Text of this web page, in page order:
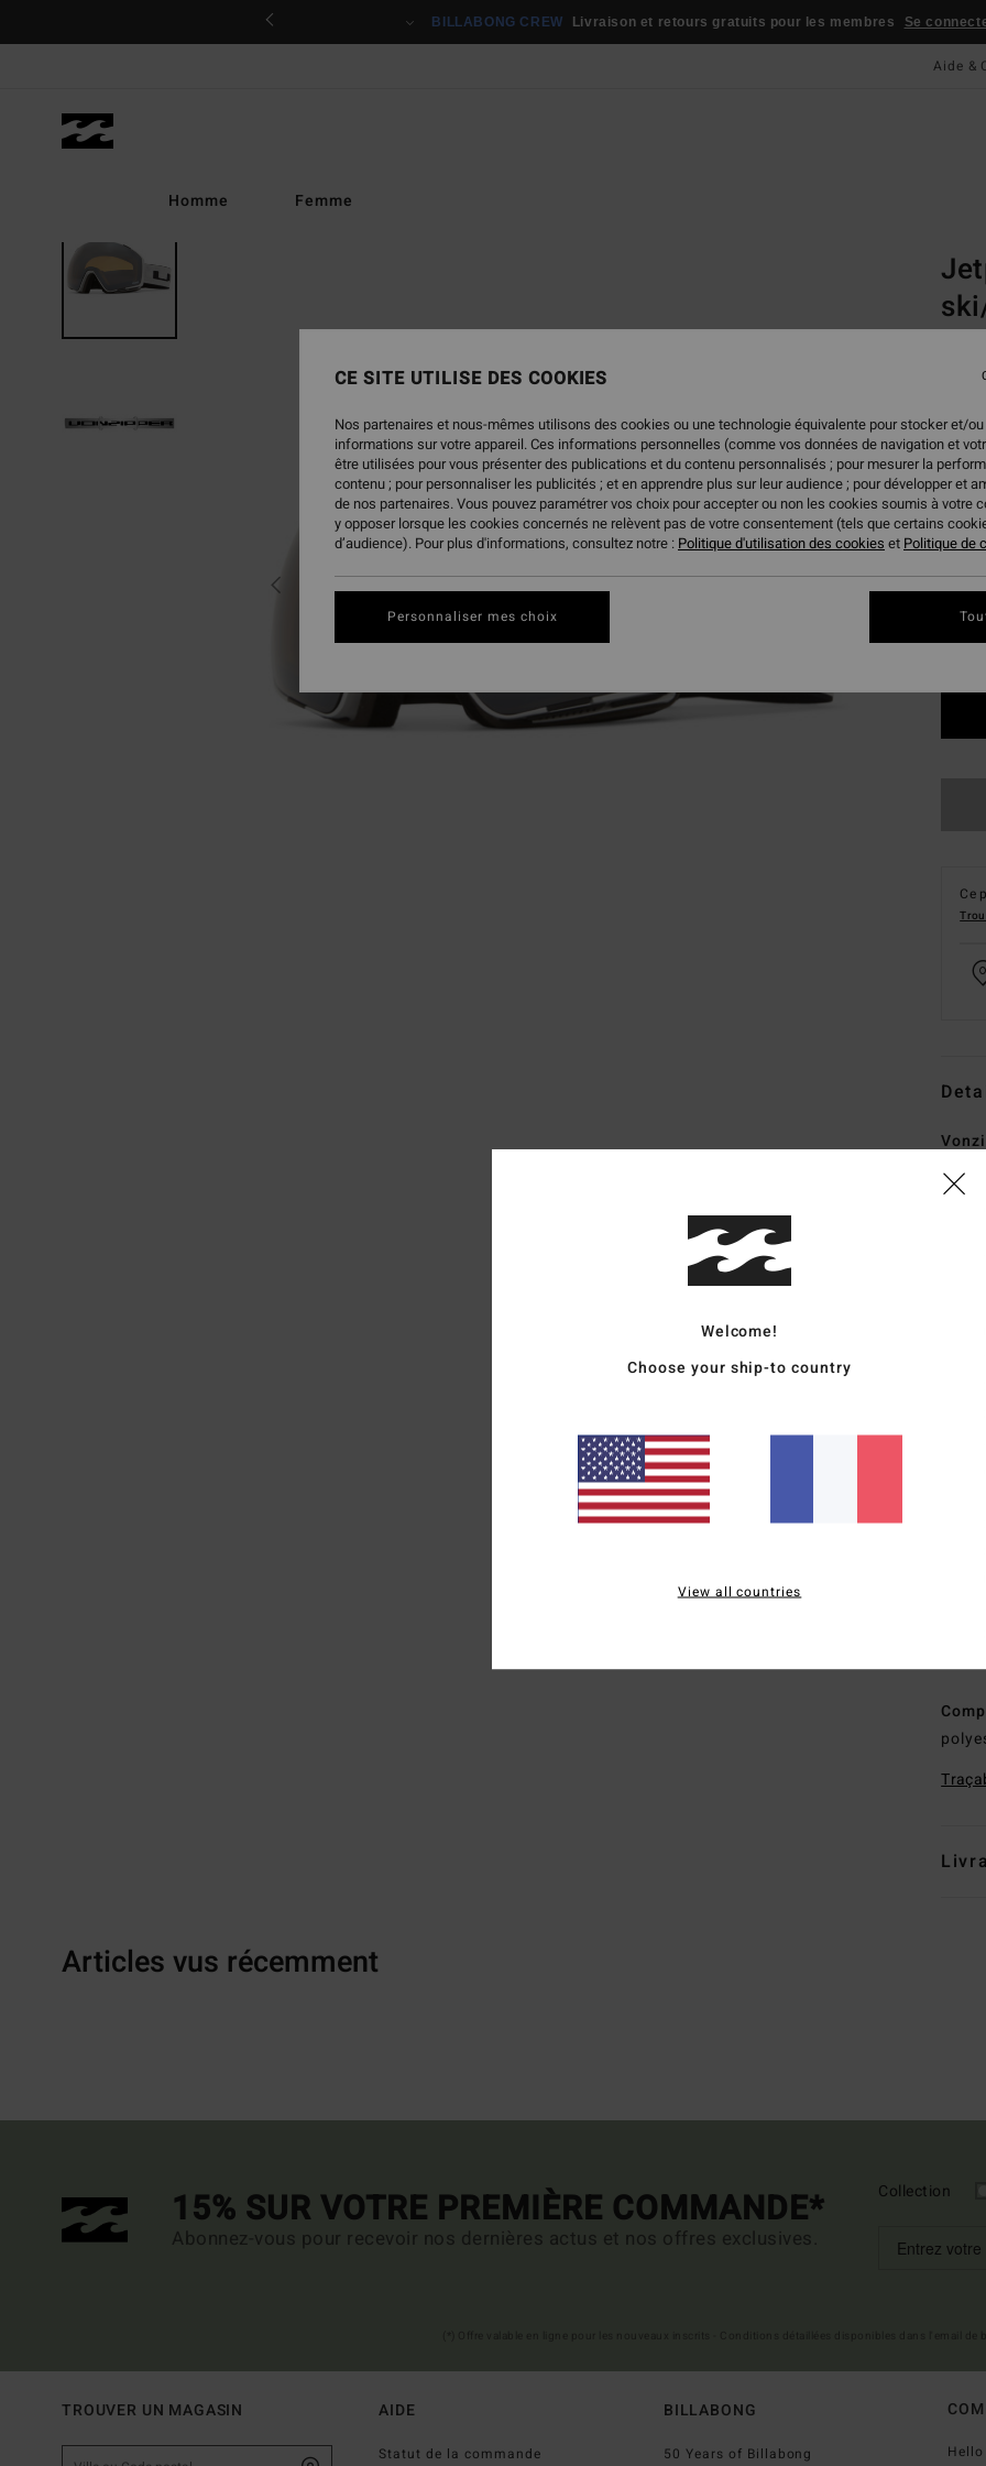
BILLABONG CREW Livraison et retours gratuits pour les membres Se
Aide &
Homme Femme
BONS
Ce
ski/
au
Articles vus récemment
15% SUR VOTRE PREMIÈRE COMMANDE*
Abonnez-vous pour recevoir nos dernières actus et nos offres exclusives.
Collection
TROUVER UN MAGASIN AIDE
Statut de la commande
BILLABONG
50 Years of Billabong
Welcome!
Choose your ship-to country
View all countries
CE SITE UTILISE DES COOKIES
Nos partenaires et nous-mêmes utilisons des cookies ou une technologie équivalente pour stocker et/
informations sur votre appareil. Ces informations personnelles (comme vos données de navigation et
être utilisées pour vous présenter des publications et du contenu personnalisés ; pour mesurer la
contenu ; pour personnaliser les publicités ; et en apprendre plus sur leur audience ; pour développer et
de nos partenaires. Vous pouvez paramétrer vos choix pour accepter ou non les cookies soumis à votre
y opposer lorsque les cookies concernés ne relèvent pas de votre consentement (tels que certains
d’audience). Pour plus d'informations, consultez notre : Politique d'utilisation des cookies et Politique de
Personnaliser mes choix